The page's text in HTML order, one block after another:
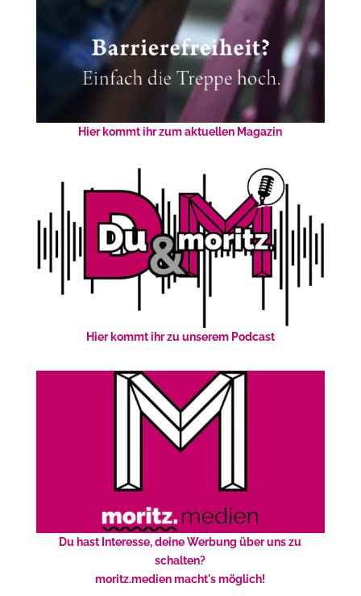
Hier kommt ihr zum aktuellen Magazin
Hier kommt ihr zu unserem Podcast
Du hast Interesse, deine Werbung über uns zu
schalten?
moritz.medien macht's möglich!